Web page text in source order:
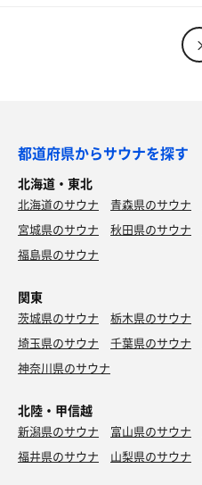
都道府県からサウナを探す
北海道・東北
北海道のサウナ 青森県のサウナ
宮城県のサウナ
秋田県のサウナ
福島県のサウナ
関東
茨城県のサウナ 栃木県のサウナ
埼玉県のサウナ
千葉県のサウナ
神奈川県のサウナ
北陸・甲信越
新潟県のサウナ 富山県のサウナ
福井県のサウナ
山梨県のサウナ